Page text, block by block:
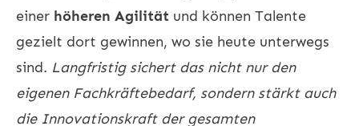
einer höheren Agilität und können Talente
gezielt dort gewinnen, wo sie heute unterwegs
sind. Langfristig sichert das nicht nur den
eigenen Fachkräftebedarf, sondern stärkt auch
die Innovationskraft der gesamten